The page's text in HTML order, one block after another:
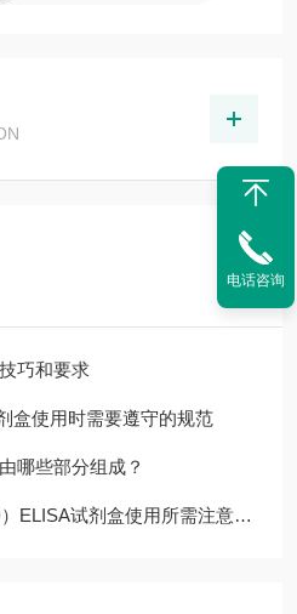
巧和要求
盒使用时需要遵守的规范
哪些部分组成？
试剂盒使用所需注意的事项
电话咨询